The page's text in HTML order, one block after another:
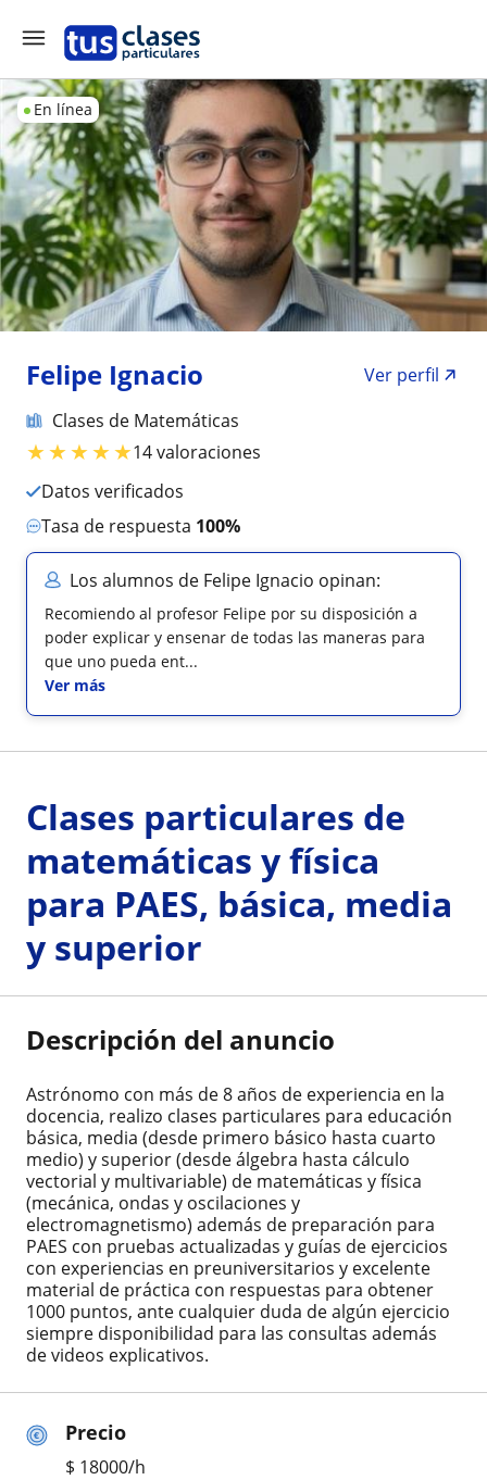
En línea
Felipe Ignacio
Ver perfil
Clases de Matemáticas
★★★★★14 valoraciones
Datos verificados
Tasa de respuesta 100%
Los alumnos de Felipe Ignacio opinan:
Recomiendo al profesor Felipe por su disposición a
poder explicar y ensenar de todas las maneras para
que uno pueda ent...
Ver más
Precio
$ 18000/h
Clases particulares de
matemáticas y física
para PAES, básica, media
y superior
Descripción del anuncio
Astrónomo con más de 8 años de experiencia en la
docencia, realizo clases particulares para educación
básica, media (desde primero básico hasta cuarto
medio) y superior (desde álgebra hasta cálculo
vectorial y multivariable) de matemáticas y física
(mecánica, ondas y oscilaciones y
electromagnetismo) además de preparación para
PAES con pruebas actualizadas y guías de ejercicios
con experiencias en preuniversitarios y excelente
material de práctica con respuestas para obtener
1000 puntos, ante cualquier duda de algún ejercicio
siempre disponibilidad para las consultas además
de videos explicativos.